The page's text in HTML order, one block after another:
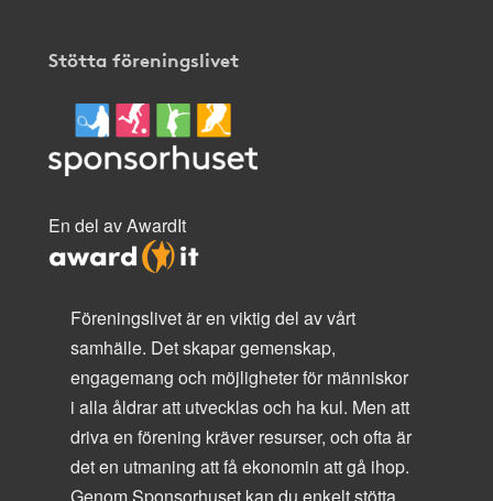
Stötta föreningslivet
En del av AwardIt
Föreningslivet är en viktig del av vårt
samhälle. Det skapar gemenskap,
engagemang och möjligheter för människor
i alla åldrar att utvecklas och ha kul. Men att
driva en förening kräver resurser, och ofta är
det en utmaning att få ekonomin att gå ihop.
Genom Sponsorhuset kan du enkelt stötta